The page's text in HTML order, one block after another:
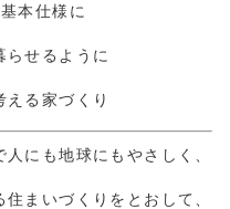
本仕様に
らせるように
る家づくり
にも地球にもやさしく、
まいづくりをとおして、